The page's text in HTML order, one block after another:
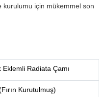
kurulumu için mükemmel son
Eklemli Radiata Çamı
Kurutulmuş)